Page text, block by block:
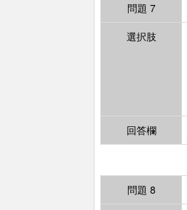
問題 7
選択肢
回答欄
問題 8